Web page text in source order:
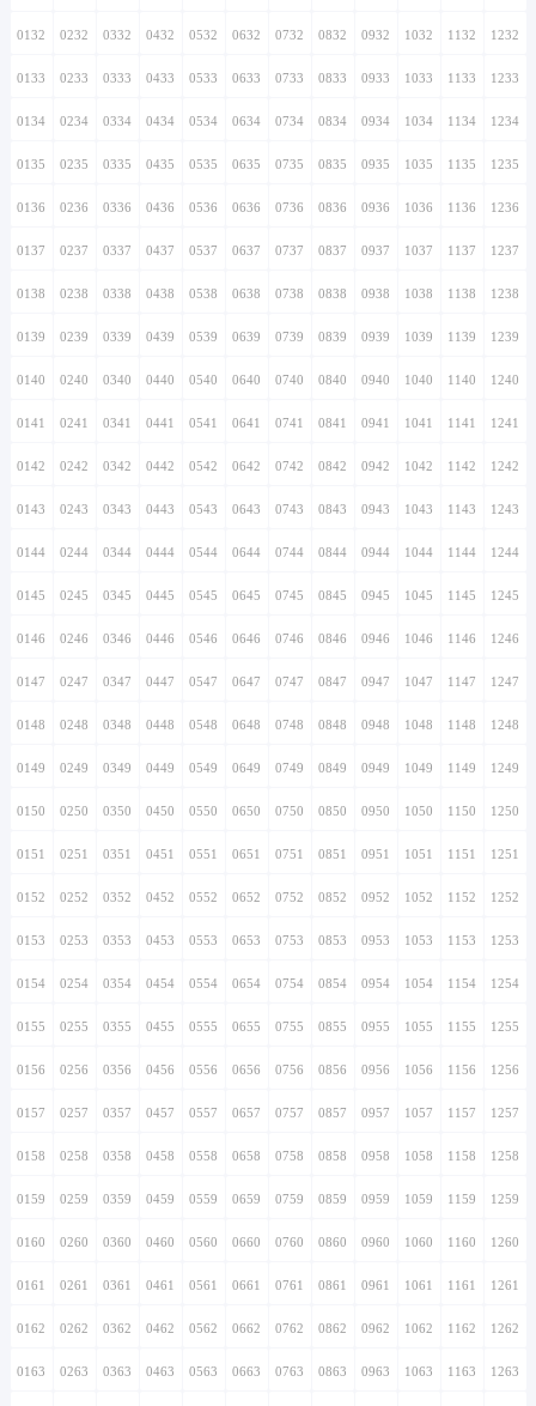
0132 0232 0332 0432 0532 0632 0732 0832 0932 1032 1132 1232
0133 0233 0333 0433 0533 0633 0733 0833 0933 1033 1133 1233
0134 0234 0334 0434 0534 0634 0734 0834 0934 1034 1134 1234
0135 0235 0335 0435 0535 0635 0735 0835 0935 1035 1135 1235
0136 0236 0336 0436 0536 0636 0736 0836 0936 1036 1136 1236
0137 0237 0337 0437 0537 0637 0737 0837 0937 1037 1137 1237
0138 0238 0338 0438 0538 0638 0738 0838 0938 1038 1138 1238
0139 0239 0339 0439 0539 0639 0739 0839 0939 1039 1139 1239
0140 0240 0340 0440 0540 0640 0740 0840 0940 1040 1140 1240
0141 0241 0341 0441 0541 0641 0741 0841 0941 1041 1141 1241
0142 0242 0342 0442 0542 0642 0742 0842 0942 1042 1142 1242
0143 0243 0343 0443 0543 0643 0743 0843 0943 1043 1143 1243
0144 0244 0344 0444 0544 0644 0744 0844 0944 1044 1144 1244
0145 0245 0345 0445 0545 0645 0745 0845 0945 1045 1145 1245
0146 0246 0346 0446 0546 0646 0746 0846 0946 1046 1146 1246
0147 0247 0347 0447 0547 0647 0747 0847 0947 1047 1147 1247
0148 0248 0348 0448 0548 0648 0748 0848 0948 1048 1148 1248
0149 0249 0349 0449 0549 0649 0749 0849 0949 1049 1149 1249
0150 0250 0350 0450 0550 0650 0750 0850 0950 1050 1150 1250
0151 0251 0351 0451 0551 0651 0751 0851 0951 1051 1151 1251
0152 0252 0352 0452 0552 0652 0752 0852 0952 1052 1152 1252
0153 0253 0353 0453 0553 0653 0753 0853 0953 1053 1153 1253
0154 0254 0354 0454 0554 0654 0754 0854 0954 1054 1154 1254
0155 0255 0355 0455 0555 0655 0755 0855 0955 1055 1155 1255
0156 0256 0356 0456 0556 0656 0756 0856 0956 1056 1156 1256
0157 0257 0357 0457 0557 0657 0757 0857 0957 1057 1157 1257
0158 0258 0358 0458 0558 0658 0758 0858 0958 1058 1158 1258
0159 0259 0359 0459 0559 0659 0759 0859 0959 1059 1159 1259
0160 0260 0360 0460 0560 0660 0760 0860 0960 1060 1160 1260
0161 0261 0361 0461 0561 0661 0761 0861 0961 1061 1161 1261
0162 0262 0362 0462 0562 0662 0762 0862 0962 1062 1162 1262
0163 0263 0363 0463 0563 0663 0763 0863 0963 1063 1163 1263